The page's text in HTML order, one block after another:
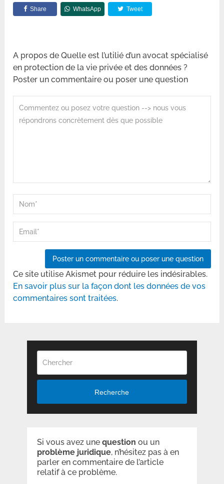
Share WhatsApp Tweet
A propos de Quelle est l’utilié d’un avocat spécialisé
en protection de la vie privée et des données ?
Poster un commentaire ou poser une question
Ce site utilise Akismet pour réduire les indésirables.
En savoir plus sur la façon dont les données de vos
commentaires sont traitées.
Recherche
Si vous avez une question ou un
problème juridique, n’hésitez pas à en
parler en commentaire de l’article
relatif à ce problème.